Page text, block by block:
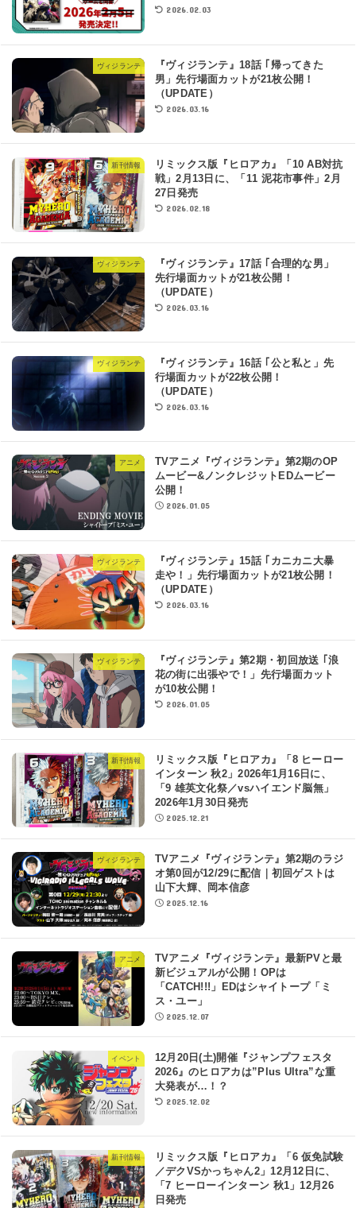
2026.02.03
ヴィジランテ
『ヴィジランテ』18話 ｢帰ってきた
男」先行場面カットが21枚公開！
（UPDATE）
2026.03.16
新刊情報
リミックス版『ヒロアカ』「10 AB対抗
戦」2月13日に、「11 泥花市事件」2月
27日発売
2026.02.18
ヴィジランテ
『ヴィジランテ』17話 ｢合理的な男」
先行場面カットが21枚公開！
（UPDATE）
2026.03.16
ヴィジランテ
『ヴィジランテ』16話 ｢公と私と」先
行場面カットが22枚公開！
（UPDATE）
2026.03.16
アニメ
TVアニメ『ヴィジランテ』第2期のOP
ムービー&ノンクレジットEDムービー
公開！
2026.01.05
ヴィジランテ
『ヴィジランテ』15話 ｢カニカニ大暴
走や！」先行場面カットが21枚公開！
（UPDATE）
2026.03.16
ヴィジランテ
『ヴィジランテ』第2期・初回放送 ｢浪
花の街に出張やで！」先行場面カット
が10枚公開！
2026.01.05
新刊情報
リミックス版『ヒロアカ』「8 ヒーロー
インターン 秋2」2026年1月16日に、
「9 雄英文化祭／vsハイエンド脳無」
2026年1月30日発売
2025.12.21
ヴィジランテ
TVアニメ『ヴィジランテ』第2期のラジ
オ第0回が12/29に配信｜初回ゲストは
山下大輝、岡本信彦
2025.12.16
アニメ
TVアニメ『ヴィジランテ』最新PVと最
新ビジュアルが公開！OPは
「CATCH!!!」EDはシャイトープ「ミ
ス・ユー」
2025.12.07
イベント
12月20日(土)開催『ジャンプフェスタ
2026』のヒロアカは”Plus Ultra”な重
大発表が…！？
2025.12.02
新刊情報
リミックス版『ヒロアカ』「6 仮免試験
／デクVSかっちゃん2」12月12日に、
「7 ヒーローインターン 秋1」12月26
日発売